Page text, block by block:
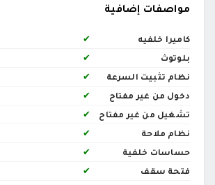
مواصفات إضافية
كاميرا خلفيه
✔
بلوتوث
✔
نظام تثبيت السرعة
✔
دخول من غير مفتاح
✔
تشغيل من غير مفتاح
✔
نظام ملاحة
✔
حساسات خلفية
✔
فتحة سقف
✔